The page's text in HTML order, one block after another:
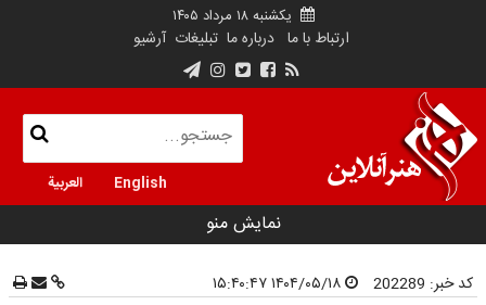
یکشنبه ۱۸ مرداد ۱۴۰۵
ارتباط با ما درباره ما تبلیغات آرشیو
English العربية
نمایش منو
کد خبر: 202289